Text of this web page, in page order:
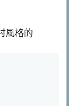
風格的